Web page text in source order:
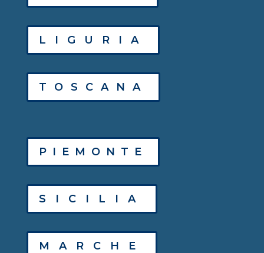
LIGURIA
TOSCANA
PIEMONTE
SICILIA
MARCHE